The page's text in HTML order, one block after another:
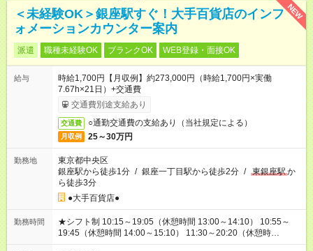
NEW
＜未経験OK＞銀座駅すぐ！大手百貨店のインフ
ォメーションカウンター案内
派遣 職種未経験OK ブランクOK WEB登録・面接OK
給与
時給1,700円【月収例】約273,000円（時給1,700円×実働
7.67h×21日）+交通費
交通費別途支給あり
交通費 ○通勤交通費の支給あり（当社規定による）
月収例 25～30万円
勤務地
東京都中央区
銀座駅から徒歩1分 / 銀座一丁目駅から徒歩2分 / 東銀座駅か
ら徒歩3分
●大手百貨店●
勤務時間
★シフト制 10:15～19:05（休憩時間 13:00～14:10） 10:55～
19:45（休憩時間 14:00～15:10） 11:30～20:20（休憩時
間 15:00～16:10） 12:00～20:50（休憩時間 15:00～16:10）